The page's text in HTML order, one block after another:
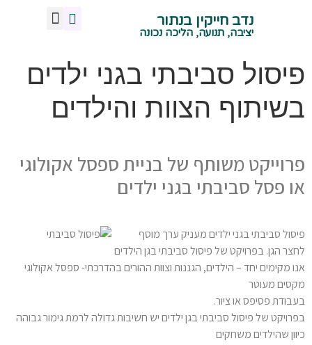
נדב חייקין בנתור
יציבה, תנועה, הליכה נכונה
פיסול סביבתי בגני ילדים
בשיתוף הצוות והילדים
פרוייקט משותף של בניית ספסל אקולוגי
או פסל סביבתי בגני ילדים
פיסול סביבתי בגני ילדים מעניק ערך מוסף
לחצר הגן. בפרויקט של פיסול סביבתי בגן הילדים
אנו מקימים יחד – הילדים, הגננות וצוות ההורים בהדרכתי- ספסל אקולוגי
מקסים מעוטר
בעבודת פסיפס או ציור.
בפרויקט של פיסול סביבתי בגן ילדים יש חשיבות גדולה לרמת גימור גבוהה
כיוון שהילדים משחקים